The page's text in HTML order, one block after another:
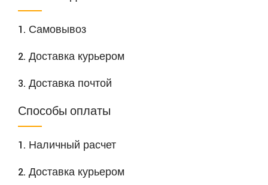
1. Самовывоз
2. Доставка курьером
3. Доставка почтой
Способы оплаты
1. Наличный расчет
2. Доставка курьером